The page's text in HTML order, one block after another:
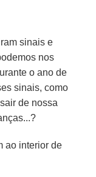
sinais e
nos
o ano de
sinais, como
de nossa
ao interior de